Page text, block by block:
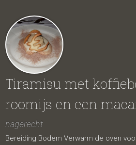
Tiramisu met
roomijs en een
nagerecht
Bereiding Bodem Verwarm de oven